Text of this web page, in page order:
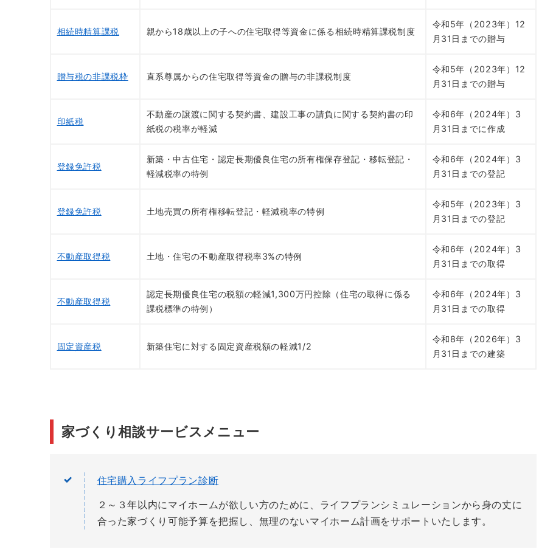
相続時精算課税 親から18歳以上の子への住宅取得等資金に係る相続時精算課税制度
令和5年（2023年）12
月31日までの贈与
贈与税の非課税枠 直系尊属からの住宅取得等資金の贈与の非課税制度
令和5年（2023年）12
月31日までの贈与
印紙税
不動産の譲渡に関する契約書、建設工事の請負に関する契約書の印
紙税の税率が軽減
令和6年（2024年）3
月31日までに作成
登録免許税
新築・中古住宅・認定長期優良住宅の所有権保存登記・移転登記・
軽減税率の特例
令和6年（2024年）3
月31日までの登記
登録免許税 土地売買の所有権移転登記・軽減税率の特例
令和5年（2023年）3
月31日までの登記
不動産取得税 土地・住宅の不動産取得税率3%の特例
令和6年（2024年）3
月31日までの取得
不動産取得税
認定長期優良住宅の税額の軽減1,300万円控除（住宅の取得に係る
課税標準の特例）
令和6年（2024年）3
月31日までの取得
固定資産税 新築住宅に対する固定資産税額の軽減1/2
令和8年（2026年）3
月31日までの建築
家づくり相談サービスメニュー
住宅購入ライフプラン診断
２～３年以内にマイホームが欲しい方のために、ライフプランシミュレーションから身の丈に
合った家づくり可能予算を把握し、無理のないマイホーム計画をサポートいたします。